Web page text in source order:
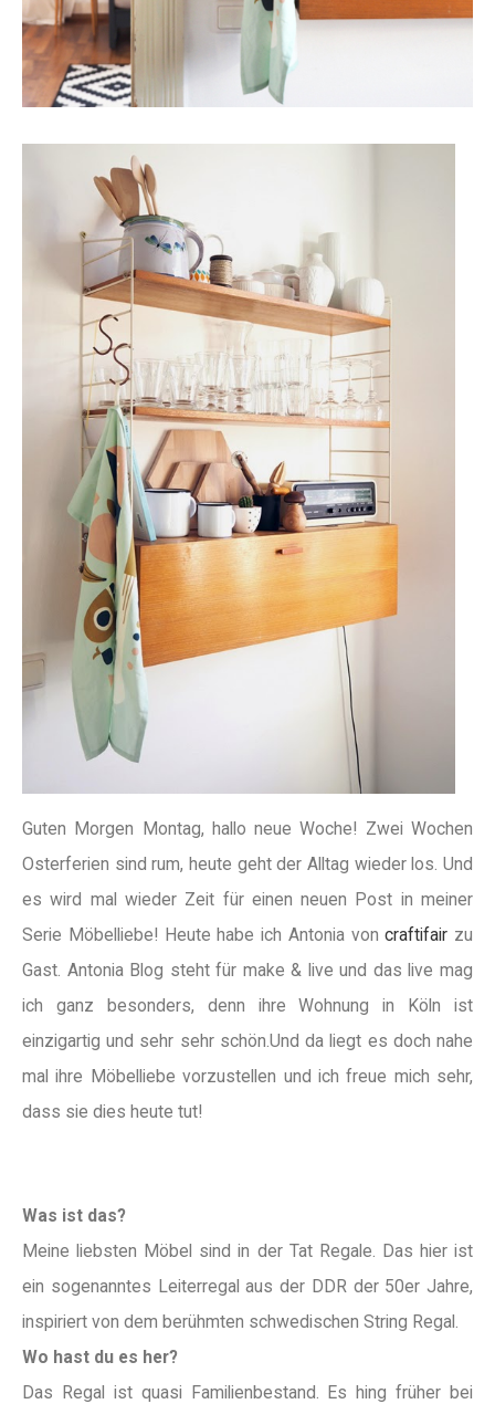
Guten Morgen Montag, hallo neue Woche! Zwei Wochen
Osterferien sind rum, heute geht der Alltag wieder los. Und
es wird mal wieder Zeit für einen neuen Post in meiner
Serie Möbelliebe! Heute habe ich Antonia voncraftifair zu
Gast. Antonia Blog steht für make & live und das live mag
ich ganz besonders, denn ihre Wohnung in Köln ist
einzigartig und sehr sehr schön.Und da liegt es doch nahe
mal ihre Möbelliebe vorzustellen und ich freue mich sehr,
dass sie dies heute tut!
Was ist das?
Meine liebsten Möbel sind in der Tat Regale. Das hier ist
ein sogenanntes Leiterregal aus der DDR der 50er Jahre,
inspiriert von dem berühmten schwedischen String Regal.
Wo hast du es her?
Das Regal ist quasi Familienbestand. Es hing früher bei